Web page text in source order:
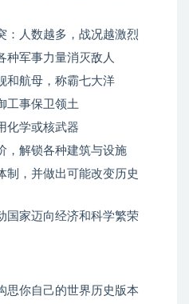
：人数越多，战况越激烈
种军事力量消灭敌人
和航母，称霸七大洋
工事保卫领土
化学或核武器
，解锁各种建筑与设施
制，并做出可能改变历史
国家迈向经济和科学繁荣
思你自己的世界历史版本